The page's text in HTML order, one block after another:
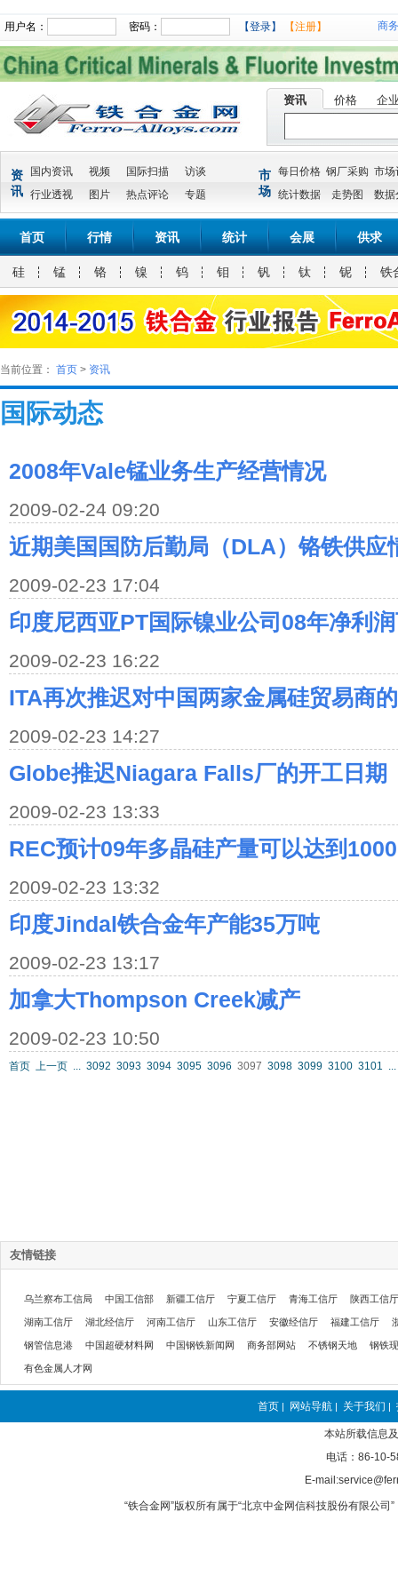
用户名： 密码： 【登录】 【注册】 商
资讯 价格 企
资
讯
国内资讯 视频 国际扫描
访谈
行业透视
图片 热点评论 专题
市
场
每日价格 钢厂采购 市场
统计数据
走势图 数据
首页 行情 资讯 统计 会展 供求
硅 锰 铬 镍 钨 钼 钒 钛 铌 铁
当前位置： 首页 > 资讯
国际动态
2008年Vale锰业务生产经营情况
2009-02-24 09:20
近期美国国防后勤局（DLA）铬铁供应
2009-02-23 17:04
印度尼西亚PT国际镍业公司08年净利
2009-02-23 16:22
ITA再次推迟对中国两家金属硅贸易商
2009-02-23 14:27
Globe推迟Niagara Falls厂的开工日期
2009-02-23 13:33
REC预计09年多晶硅产量可以达到
2009-02-23 13:32
印度Jindal铁合金年产能35万吨
2009-02-23 13:17
加拿大Thompson Creek减产
2009-02-23 10:50
首页 上一页 ... 3092 3093 3094 3095 3096 3097 3098 3099 3100 3101 ...
友情链接
乌兰察布工信局 中国工信部 新疆工信厅 宁夏工信厅 青海工信厅 陕西工信厅
湖南工信厅 湖北经信厅 河南工信厅 山东工信厅 安徽经信厅 福建工信厅
钢管信息港 中国超硬材料网 中国钢铁新闻网 商务部网站 不锈钢天地 钢铁
有色金属人才网
首页 | 网站导航 | 关于我们 |
本站所载信息
电话：86-10-
E-
“铁合金网”版权所有属于“北京中金网信科技股份有限公司